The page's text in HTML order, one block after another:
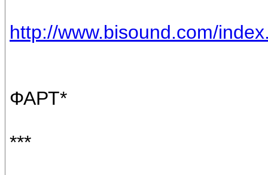
http://www.bisound.com/
ФАРТ*
***